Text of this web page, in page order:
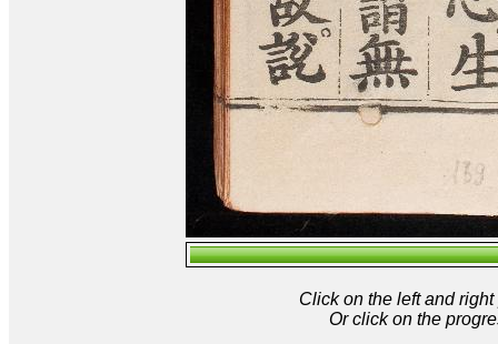
Click on the left and
Or click on the